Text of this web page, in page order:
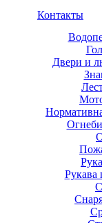
Контакты
Двери и
Рукава